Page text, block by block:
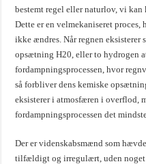
bestemt regel eller naturlov, vi
Dette er en velmekaniseret
ikke ændres. Når regnen eksisterer
opsætning H20, eller to hydrogen
fordampningsprocessen, hvor
så forbliver dens kemiske
eksisterer i atmosfæren i overflod,
fordampningsprocessen det
Der er videnskabsmænd som
tilfældigt og irregulært, uden